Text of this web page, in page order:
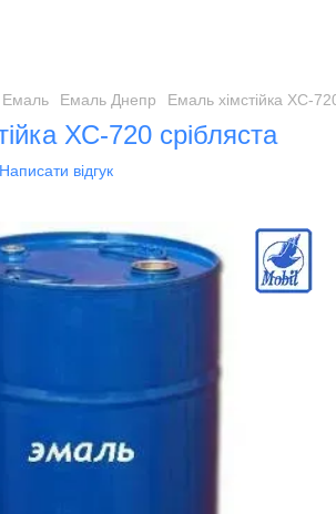
Емаль Емаль Днепр Емаль хімстійка ХС-
ХС-720 срібляста
Написати відгук